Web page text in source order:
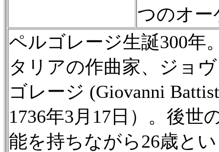
つのオ
ペルゴレージ生誕300年
タリアの作曲家、ジョ
ゴレージ (Giovanni
1736年3月17日）。後
能を持ちながら26歳と